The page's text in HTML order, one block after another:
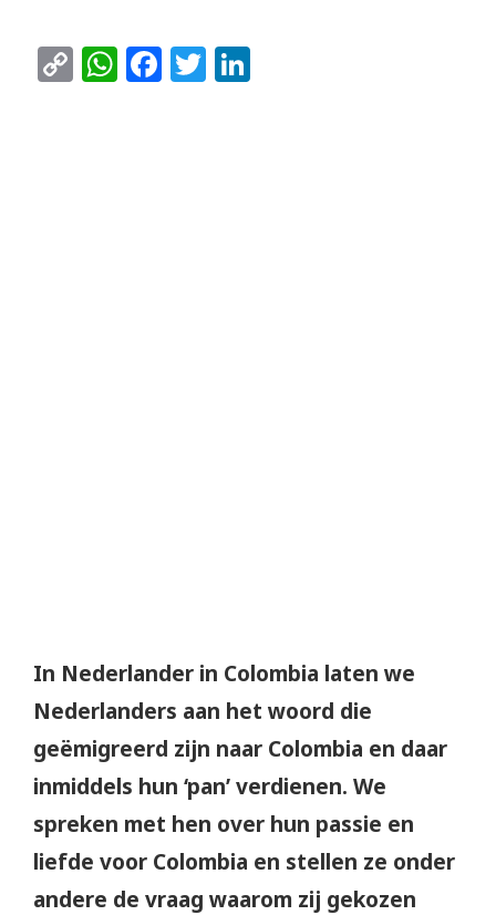
CopyWhatsApp
Facebook
Twitter
In Nederlander in Colombia laten we
Nederlanders aan het woord die
geëmigreerd zijn naar Colombia en daar
inmiddels hun ‘pan’ verdienen. We
spreken met hen over hun passie en
liefde voor Colombia en stellen ze onder
andere de vraag waarom zij gekozen